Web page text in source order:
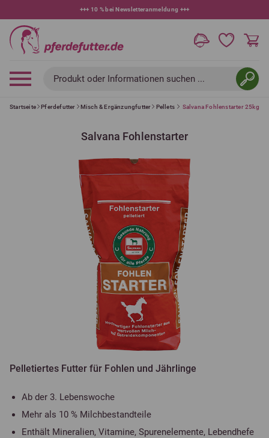
+++ 10 % bei Newsletteranmeldung +++
Produkt oder Informationen suchen ...
Startseite Pferdefutter Misch & Ergänzungfutter Pellets Salvana Fohlenstarter 25kg
Salvana Fohlenstarter
Pelletiertes Futter für Fohlen und Jährlinge
Ab der 3. Lebenswoche
Mehr als 10 % Milchbestandteile
Enthält Mineralien, Vitamine, Spurenelemente, Lebendhefe